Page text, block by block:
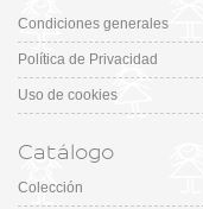
Condiciones generales
Política de Privacidad
Uso de cookies
Catálogo
Colección